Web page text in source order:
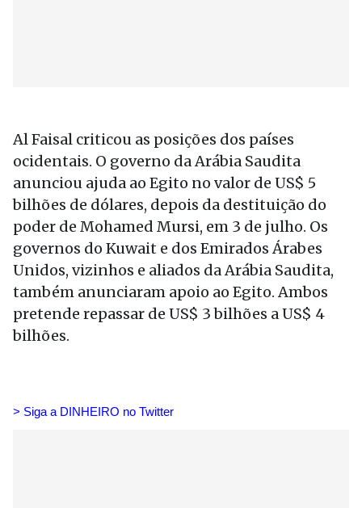
Al Faisal criticou as posições dos países
ocidentais. O governo da Arábia Saudita
anunciou ajuda ao Egito no valor de US$ 5
bilhões de dólares, depois da destituição do
poder de Mohamed Mursi, em 3 de julho. Os
governos do Kuwait e dos Emirados Árabes
Unidos, vizinhos e aliados da Arábia Saudita,
também anunciaram apoio ao Egito. Ambos
pretende repassar de US$ 3 bilhões a US$ 4
bilhões.
> Siga a DINHEIRO no Twitter